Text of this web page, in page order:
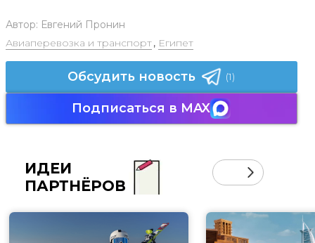
Автор: Евгений Пронин
Авиаперевозка и транспорт, Египет
Обсудить новость (1)
Подписаться в MAX
ИДЕИ
ПАРТНЁРОВ